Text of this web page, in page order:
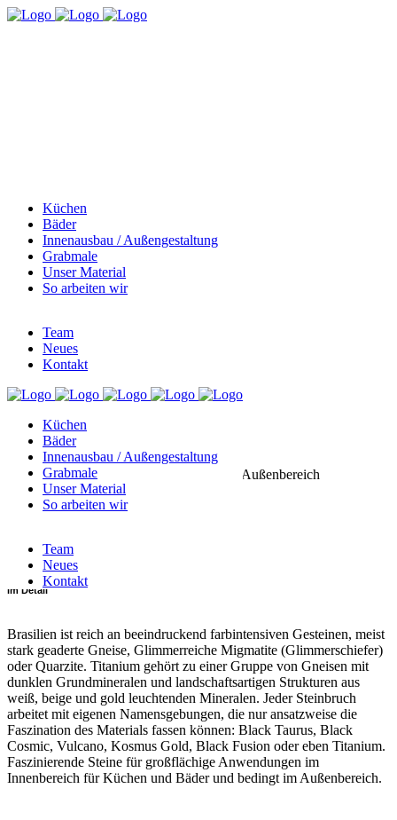
Küchen
Bäder
Innenausbau / Außengestaltung
Grabmale
Unser Material
So arbeiten wir
Team
Neues
Kontakt
Küchen
Bäder
Innenausbau / Außengestaltung
Grabmale
Unser Material
So arbeiten wir
Team
Neues
Kontakt
Kategorie
für Küchenprojekte, für Innenbereich, für Außenbereich
Hartgestein
im Detail
Brasilien ist reich an beeindruckend farbintensiven Gesteinen, meist
stark geaderte Gneise, Glimmerreiche Migmatite (Glimmerschiefer)
oder Quarzite. Titanium gehört zu einer Gruppe von Gneisen mit
dunklen Grundmineralen und landschaftsartigen Strukturen aus
weiß, beige und gold leuchtenden Mineralen. Jeder Steinbruch
arbeitet mit eigenen Namensgebungen, die nur ansatzweise die
Faszination des Materials fassen können: Black Taurus, Black
Cosmic, Vulcano, Kosmus Gold, Black Fusion oder eben Titanium.
Faszinierende Steine für großflächige Anwendungen im
Innenbereich für Küchen und Bäder und bedingt im Außenbereich.